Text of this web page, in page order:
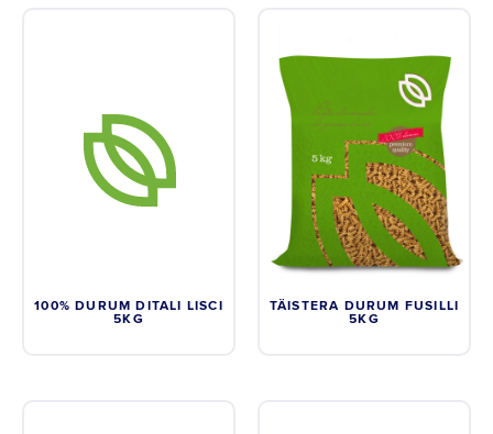
100% DURUM DITALI LISCI
5KG
TÄISTERA DURUM FUSILLI
5KG